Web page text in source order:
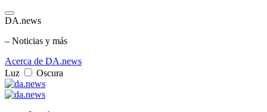
DA.news
– Noticias y más
Acerca de DA.news
Luz
Oscura